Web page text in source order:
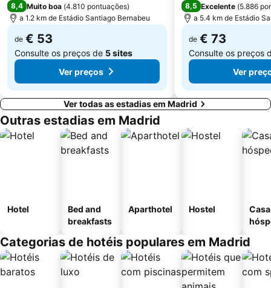
Tetuán
Praça da Cibeles
Centro Comercial Gran Vía de Hortaleza
Santiago Bernabéu Metro Station
8,4 Muito boa (4.810 pontuações)
a 1.2 km de Estádio Santiago Bernabeu
de € 53
Consulte os preços de 5 sites
Ver preços
8,5 Excelente (5.886
a 5.4 km de Estádio
de € 73
Consulte os preços
Ver
Ver todas as estadias em Madrid
Outras estadias em Madrid
Hotel
Bed and
breakfasts
Aparthotel Hostel
Categorias de hotéis populares em Madrid